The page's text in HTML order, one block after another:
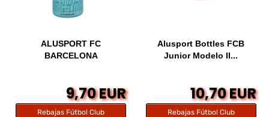
ALUSPORT FC
BARCELONA
9,70 EUR
Rebajas Fútbol Club
Alusport Bottles FCB
Junior Modelo II...
10,70 EUR
Rebajas Fútbol Club